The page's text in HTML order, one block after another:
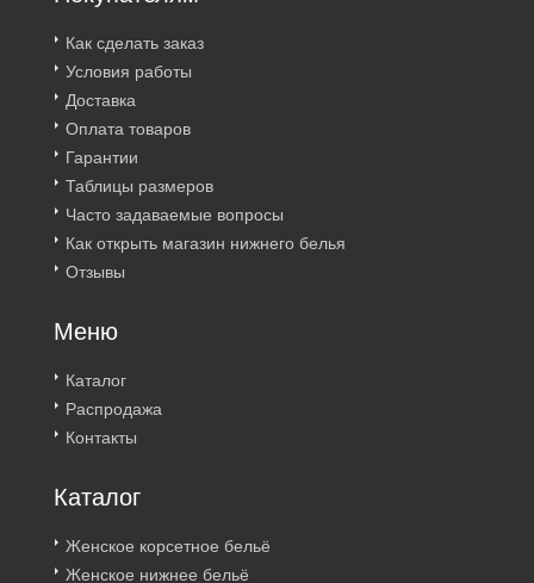
Как сделать заказ
Условия работы
Доставка
Оплата товаров
Гарантии
Таблицы размеров
Часто задаваемые вопросы
Как открыть магазин нижнего белья
Отзывы
Меню
Каталог
Распродажа
Контакты
Каталог
Женское корсетное бельё
Женское нижнее бельё